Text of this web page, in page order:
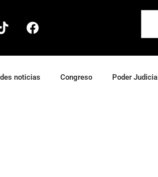
noticias Congreso Poder Judicial